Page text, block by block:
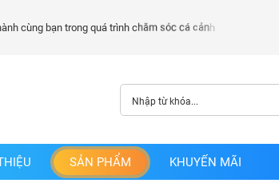
SẢN PHẨM KHUYẾN MÃI